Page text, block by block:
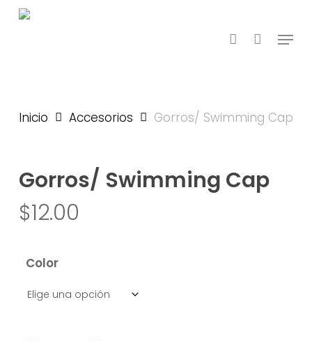
Skip
accountMenu
Inicio Accesorios Gorros/ Swimming Cap
Gorros/ Swimming Cap
$12.00
Color